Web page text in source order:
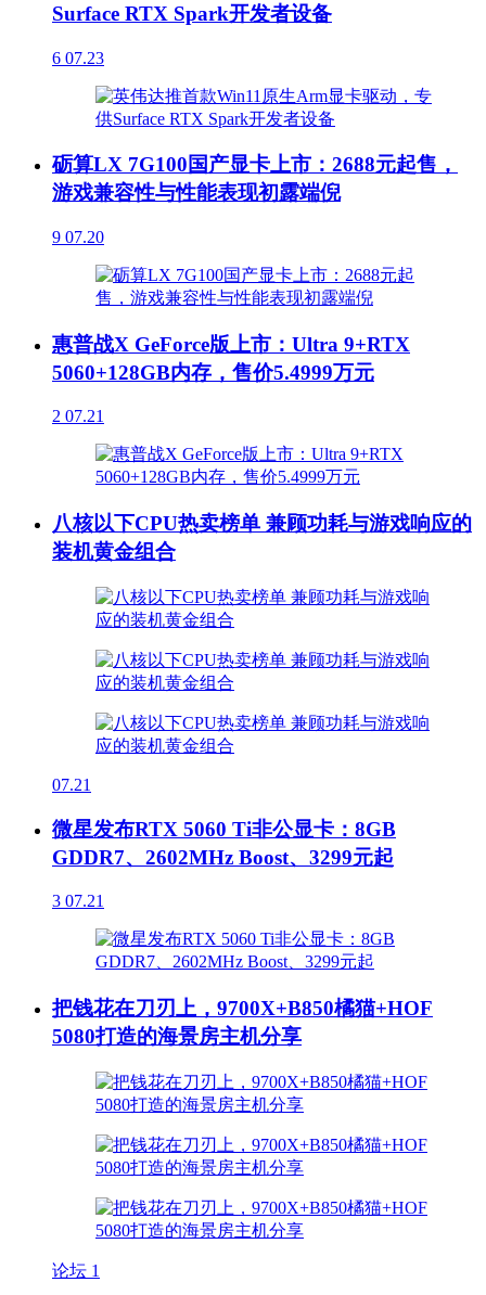
Surface RTX Spark开发者设备
6 07.23
砺算LX 7G100国产显卡上市：2688元起售，
游戏兼容性与性能表现初露端倪
9 07.20
惠普战X GeForce版上市：Ultra 9+RTX
5060+128GB内存，售价5.4999万元
2 07.21
八核以下CPU热卖榜单 兼顾功耗与游戏响应的
装机黄金组合
07.21
微星发布RTX 5060 Ti非公显卡：8GB
GDDR7、2602MHz Boost、3299元起
3 07.21
把钱花在刀刃上，9700X+B850橘猫+HOF
5080打造的海景房主机分享
论坛 1